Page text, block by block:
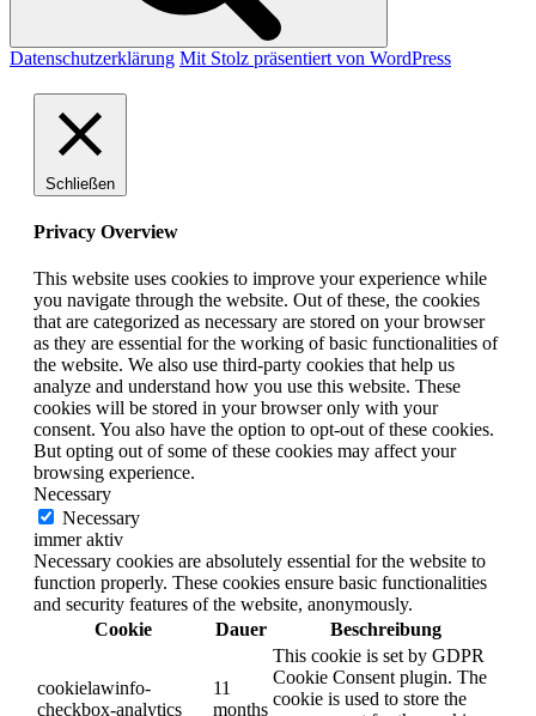
Datenschutzerklärung Mit Stolz präsentiert von WordPress
Schließen
Privacy Overview
This website uses cookies to improve your experience while
you navigate through the website. Out of these, the cookies
that are categorized as necessary are stored on your browser
as they are essential for the working of basic functionalities of
the website. We also use third-party cookies that help us
analyze and understand how you use this website. These
cookies will be stored in your browser only with your
consent. You also have the option to opt-out of these cookies.
But opting out of some of these cookies may affect your
browsing experience.
Necessary
Necessary
immer aktiv
Necessary cookies are absolutely essential for the website to
function properly. These cookies ensure basic functionalities
and security features of the website, anonymously.
Cookie
Dauer Beschreibung
cookielawinfo-
checkbox-analytics
11
months
This cookie is set by GDPR
Cookie Consent plugin. The
cookie is used to store the